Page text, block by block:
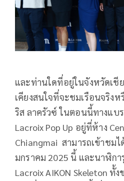
และท่านใดที่อยู่ในจังหวัดเชี
เคียงสนใจที่จะชมเรือนจริง
ริส ลาครัวซ์ ในตอนนี้ทางแบ
Lacroix Pop Up อยู่ที่ห้าง
Chiangmai สามารถเข้าชม
มกราคม 2025 นี้ และนาฬิก
Lacroix AIKON Skeleton ทั้